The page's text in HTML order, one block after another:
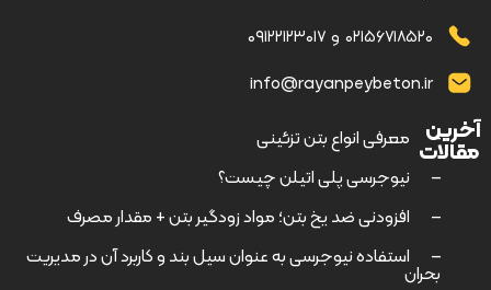
۰۲۱۵۶۷۱۸۵۲۰ و ۰۹۱۲۲۱۲۳۰۱۷
info@rayanpeybeton.ir
آخرین
مقالات
–
معرفی انواع بتن تزئینی
–
نیوجرسی پلی اتیلن چیست؟
–
افزودنی ضد یخ بتن؛ مواد زودگیر بتن + مقدار مصرف
–
استفاده نیوجرسی به عنوان سیل بند و کاربرد آن در مدیریت
بحران